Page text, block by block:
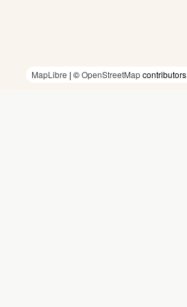
MapLibre | ©OpenStreetMapcontributors